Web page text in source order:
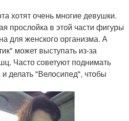
хотят очень многие девушки.
прослойка в этой части фигуры
для женского организма. А
может выступать из-за
Часто советуют поднимать
делать "Велосипед", чтобы